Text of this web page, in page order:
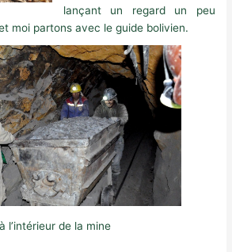
lançant un regard un peu
moi partons avec le guide bolivien.
à l’intérieur de la mine